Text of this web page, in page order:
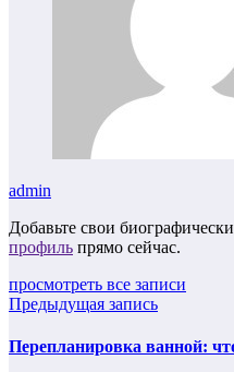
admin
Добавьте свои
профиль прямо сейчас.
просмотреть все записи
Предыдущая запись
Перепланировка ванной: